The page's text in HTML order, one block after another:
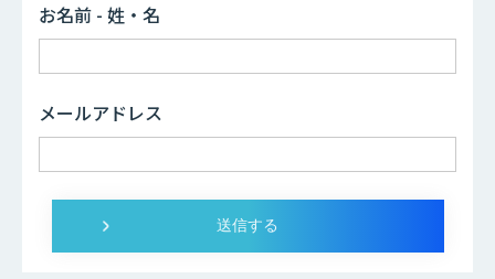
お名前 - 姓・名
メールアドレス